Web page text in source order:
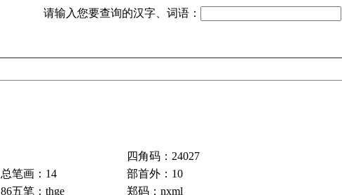
请输入您要查询的汉字、词语：
四角码：24027
总笔画：14
部首外：10
86五笔：thge
郑码：nxml